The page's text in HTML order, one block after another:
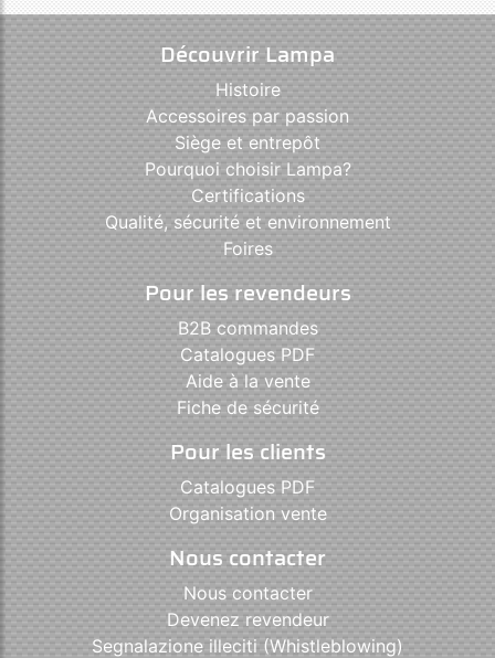
Découvrir Lampa
Histoire
Accessoires par passion
Siège et entrepôt
Pourquoi choisir Lampa?
Certifications
Qualité, sécurité et environnement
Foires
Pour les revendeurs
B2B commandes
Catalogues PDF
Aide à la vente
Fiche de sécurité
Pour les clients
Catalogues PDF
Organisation vente
Nous contacter
Nous contacter
Devenez revendeur
Segnalazione illeciti (Whistleblowing)